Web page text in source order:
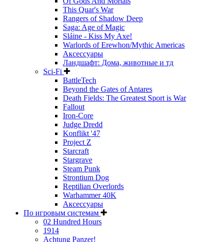
This Quar's War
Rangers of Shadow Deep
Saga: Age of Magic
Sláine - Kiss My Axe!
Warlords of Erewhon/Mythic Americas
Аксессуары
Ландшафт: Дома, животные и тд
Sci-Fi
BattleTech
Beyond the Gates of Antares
Death Fields: The Greatest Sport is War
Fallout
Iron-Core
Judge Dredd
Konflikt '47
Project Z
Starcraft
Stargrave
Steam Punk
Strontium Dog
Reptilian Overlords
Warhammer 40K
Аксессуары
По игровым системам
02 Hundred Hours
1914
Achtung Panzer!